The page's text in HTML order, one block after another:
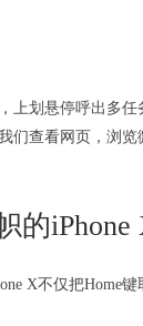
上划悬停呼出多
们查看网页，浏
的iPhone
X不仅把Home